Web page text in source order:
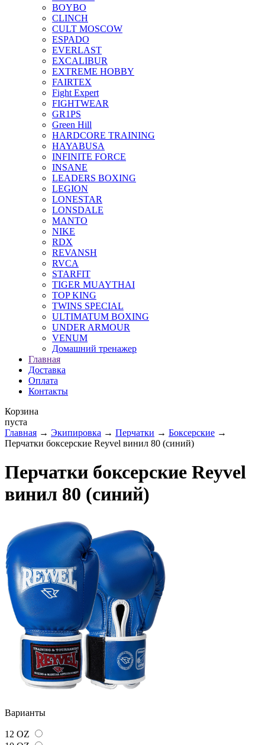
BOYBO
CLINCH
CULT MOSCOW
ESPADO
EVERLAST
EXCALIBUR
EXTREME HOBBY
FAIRTEX
Fight Expert
FIGHTWEAR
GR1PS
Green Hill
HARDCORE TRAINING
HAYABUSA
INFINITE FORCE
INSANE
LEADERS BOXING
LEGION
LONESTAR
LONSDALE
MANTO
NIKE
RDX
REVANSH
RVCA
STARFIT
TIGER MUAYTHAI
TOP KING
TWINS SPECIAL
ULTIMATUM BOXING
UNDER ARMOUR
VENUM
Домашний тренажер
Главная
Доставка
Оплата
Контакты
Корзина
пуста
Главная → Экипировка → Перчатки → Боксерские →
Перчатки боксерские Reyvel винил 80 (синий)
Перчатки боксерские Reyvel
винил 80 (синий)
Варианты
12 OZ